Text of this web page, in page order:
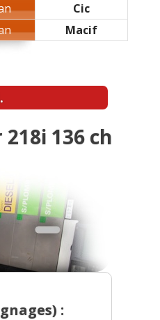
Cic
Macif
136 ch
: